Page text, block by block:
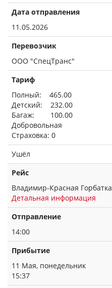
Дата отправления
11.05.2026
Перевозчик
ООО "СпецТранс"
Тариф
Полный: 465.00
Детский: 232.00
Багаж: 100.00
Добровольная
Страховка: 0
Ушёл
Рейс
Владимир-Красная Горбатка
Детальная информация
Отправление
14:00
Прибытие
11 Мая, понедельник
15:37